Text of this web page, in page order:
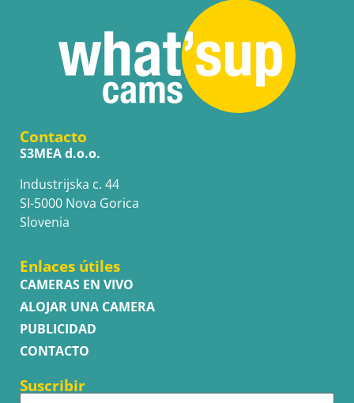
Contacto
S3MEA d.o.o.
Industrijska c. 44
SI-5000 Nova Gorica
Slovenia
Enlaces útiles
CAMERAS EN VIVO
ALOJAR UNA CAMERA
PUBLICIDAD
CONTACTO
Suscribir